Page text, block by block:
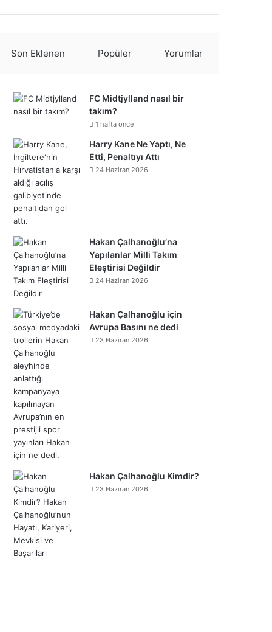
b
o
o
e
e
r
e
s
t
d
I
u
b
e
m
b
r
u
n
C
u
d
s
g
a
m
o
t
f
y
k
k
t
r
o
Son Eklenen Popüler Yorumlar
FC Midtjylland nasıl bir
takım?
1 hafta önce
Harry Kane Ne Yaptı, Ne
Etti, Penaltıyı Attı
24 Haziran 2026
Hakan Çalhanoğlu’na
Yapılanlar Milli Takım
Eleştirisi Değildir
24 Haziran 2026
Hakan Çalhanoğlu için
Avrupa Basını ne dedi
23 Haziran 2026
Hakan Çalhanoğlu Kimdir?
23 Haziran 2026